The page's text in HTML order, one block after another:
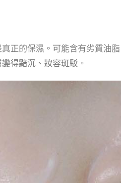
正的保濕。可能含有劣質油
得黯沉、妝容斑駁。